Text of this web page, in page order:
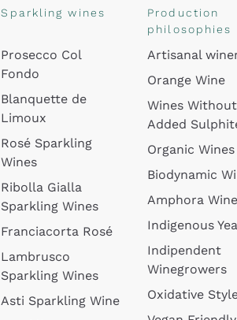
Sparkling wines
Prosecco Col
Fondo
Blanquette de
Limoux
Rosé Sparkling
Wines
Ribolla Gialla
Sparkling Wines
Franciacorta Rosé
Lambrusco
Sparkling Wines
Asti Sparkling Wine
Production
philosophies
Artisanal
Orange Wine
Wines Without
Added
Organic Wines
Biodynamic
Amphora
Indigenous
Indipendent
Winegrowers
Oxidative